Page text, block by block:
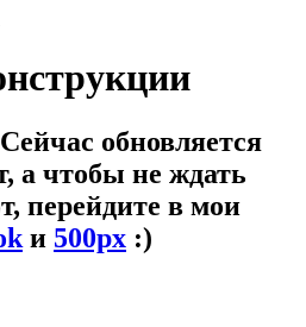
обновляется
а чтобы не ждать
перейдите в мои
и 500px :)